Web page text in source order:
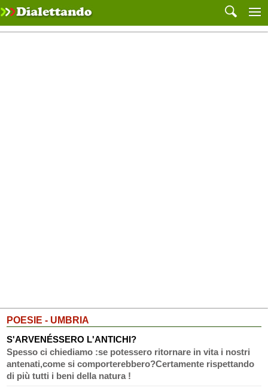
POESIE - UMBRIA
S'ARVENÉSSERO L'ANTICHI?
Spesso ci chiediamo :se potessero ritornare in vita i nostri
antenati,come si comporterebbero?Certamente rispettando
di più tutti i beni della natura !